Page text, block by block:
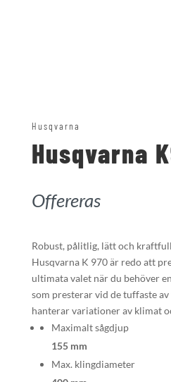
Husqvarna
Husqvarna
Offereras
Robust, pålitlig, lätt och
Husqvarna K 970 är redo att
ultimata valet när du behöver
som presterar vid de tuffaste
hanterar variationer av klimat
Maximalt sågdjup
155 mm
Max. klingdiameter